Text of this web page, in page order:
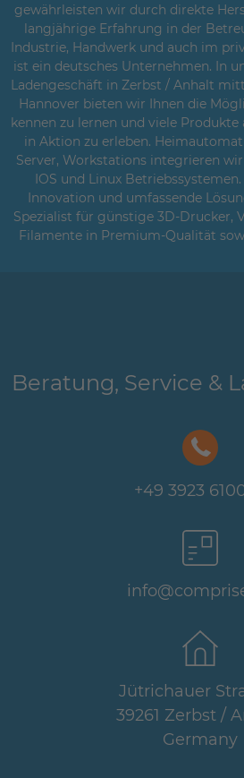
gewährleisten wir durch direkte
langjährige Erfahrung in der
Industrie, Handwerk und auch im
ist ein deutsches Unternehmen. In
Ladengeschäft in Zerbst / Anhalt
Hannover bieten wir Ihnen die
kennen zu lernen und viele
in Aktion zu erleben.
Server, Workstations integrieren
IOS und Linux
Innovation und umfassende
Spezialist für günstige 3D-Drucker,
Filamente in Premium-Qualität
Beratung, Service &
+49 3923
Jütrichauer
39261 Zerbst /
Germany